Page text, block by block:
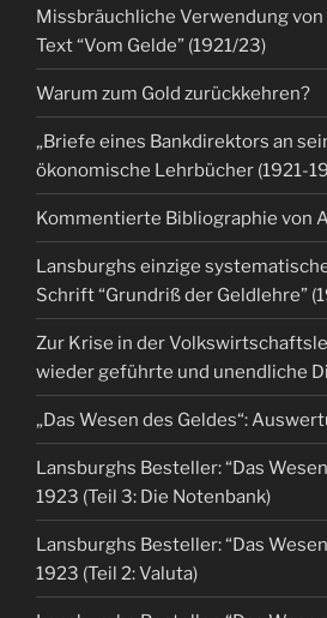
Missbräuchliche Verwendung
Text “Vom Gelde” (1921/23)
Warum zum Gold zurückkehren?
„Briefe eines Bankdirektors an
ökonomische Lehrbücher (1921-
Kommentierte Bibliographie von
Lansburghs einzige
Schrift “Grundriß der Geldlehre”
Zur Krise in der
wieder geführte und unendliche
„Das Wesen des Geldes“:
Lansburghs Besteller: “Das
1923 (Teil 3: Die Notenbank)
Lansburghs Besteller: “Das
1923 (Teil 2: Valuta)